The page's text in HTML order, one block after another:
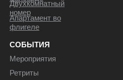
СОБЫТИЯ
Мероприятия
Ретриты
Двухкомнатный
номер
Апартамент во
флигеле